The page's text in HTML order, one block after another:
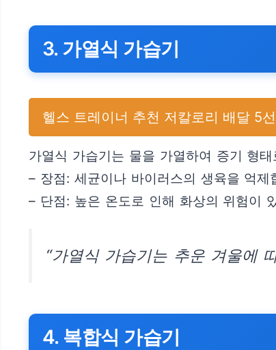
3. 가열식 가습기
헬스 트레이너 추천 저칼로리 배달 5선
가열식 가습기는 물을 가열하여 증기 형
– 장점: 세균이나 바이러스의 생육을 억제
– 단점: 높은 온도로 인해 화상의 위험이
“가열식 가습기는 추운 겨울에
4. 복합식 가습기